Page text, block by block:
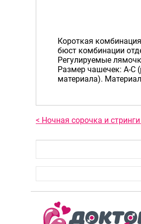
Короткая
бюст комбинации
Регулируемые
Размер чашечек: А-С
материала).
< Ночная сорочка и